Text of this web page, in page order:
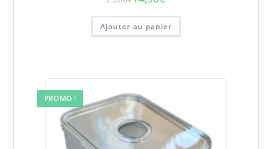
initial
était :
29,00€.
actuel
est :
14,90€.
Ajouter au panier
PROMO !